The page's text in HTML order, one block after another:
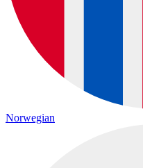
Norwegian